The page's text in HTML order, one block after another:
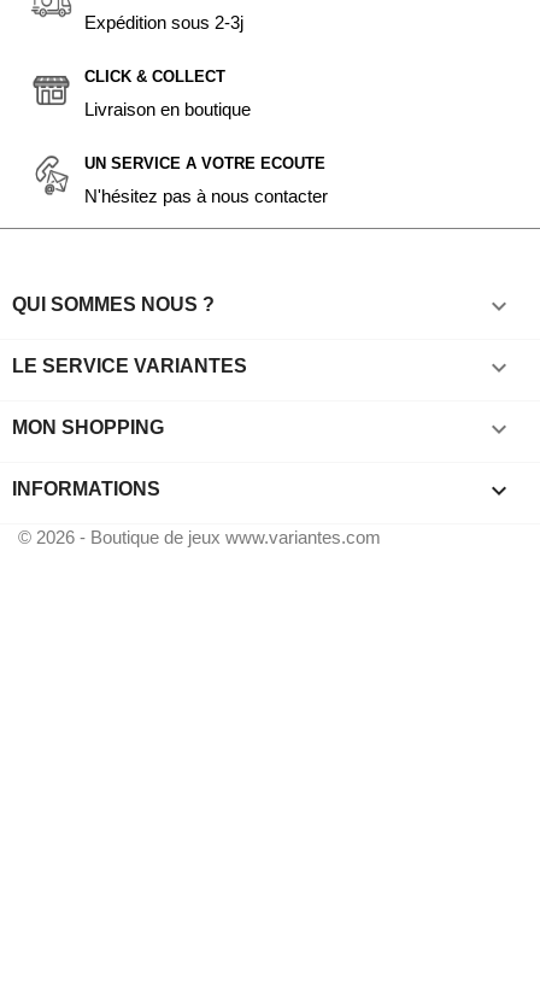
Expédition sous 2-3j
CLICK & COLLECT
Livraison en boutique
UN SERVICE A VOTRE ECOUTE
N'hésitez pas à nous contacter
QUI SOMMES NOUS ? 
LE SERVICE VARIANTES 
MON SHOPPING 
INFORMATIONS keyboard_arrow_down
© 2026 - Boutique de jeux www.variantes.com